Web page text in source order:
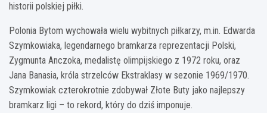
historii polskiej piłki.
Polonia Bytom wychowała wielu wybitnych piłkarzy, m.in. Edwarda
Szymkowiaka, legendarnego bramkarza reprezentacji Polski,
Zygmunta Anczoka, medalistę olimpijskiego z 1972 roku, oraz
Jana Banasia, króla strzelców Ekstraklasy w sezonie 1969/1970.
Szymkowiak czterokrotnie zdobywał Złote Buty jako najlepszy
bramkarz ligi – to rekord, który do dziś imponuje.